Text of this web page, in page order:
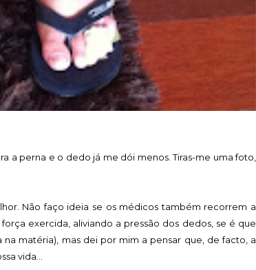
a perna e o dedo já me dói menos. Tiras-me uma foto,
Não faço ideia se os médicos também recorrem a
exercida, aliviando a pressão dos dedos, se é que
matéria), mas dei por mim a pensar que, de facto, a
vida...